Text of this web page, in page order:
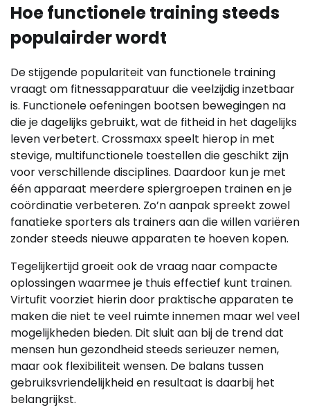
Hoe functionele training steeds
populairder wordt
De stijgende populariteit van functionele training
vraagt om fitnessapparatuur die veelzijdig inzetbaar
is. Functionele oefeningen bootsen bewegingen na
die je dagelijks gebruikt, wat de fitheid in het dagelijks
leven verbetert. Crossmaxx speelt hierop in met
stevige, multifunctionele toestellen die geschikt zijn
voor verschillende disciplines. Daardoor kun je met
één apparaat meerdere spiergroepen trainen en je
coördinatie verbeteren. Zo’n aanpak spreekt zowel
fanatieke sporters als trainers aan die willen variëren
zonder steeds nieuwe apparaten te hoeven kopen.
Tegelijkertijd groeit ook de vraag naar compacte
oplossingen waarmee je thuis effectief kunt trainen.
Virtufit voorziet hierin door praktische apparaten te
maken die niet te veel ruimte innemen maar wel veel
mogelijkheden bieden. Dit sluit aan bij de trend dat
mensen hun gezondheid steeds serieuzer nemen,
maar ook flexibiliteit wensen. De balans tussen
gebruiksvriendelijkheid en resultaat is daarbij het
belangrijkst.